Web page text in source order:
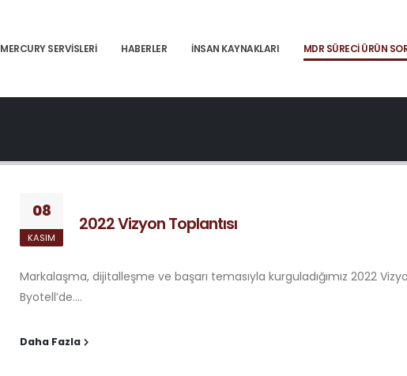
MERCURY SERVISLERI HABERLER İNSAN KAYNAKLARI MDR SÜRECI ÜRÜN
08
KASIM
2022 Vizyon Toplantısı
Markalaşma, dijitalleşme ve başarı temasıyla kurguladığımız 2022
Byotell’de....
Daha Fazla